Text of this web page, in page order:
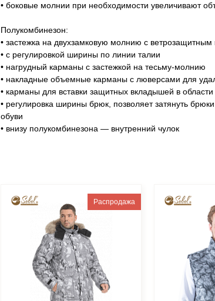
• боковые молнии при необходимости увеличивают
Полукомбинезон:
• застежка на двухзамковую молнию с ветрозащитным
• с регулировкой ширины по линии талии
• нагрудный карманы с застежкой на тесьму-молнию
• накладные объемные карманы с люверсами для
• карманы для вставки защитных вкладышей в
• регулировка ширины брюк, позволяет затянуть
обуви
• внизу полукомбинезона — внутренний чулок
Распродажа